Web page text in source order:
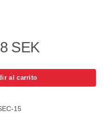
SEK
al carrito
15